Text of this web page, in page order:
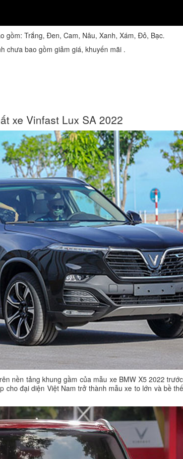
gồm: Trắng, Đen, Cam, Nâu, Xanh, Xám, Đỏ, Bạc.
chưa bao gồm giảm giá, khuyến mãi .
xe Vinfast Lux SA 2022
nền tảng khung gầm của mẫu xe BMW X5 2022
đại diện Việt Nam trở thành mẫu xe to lớn và bề